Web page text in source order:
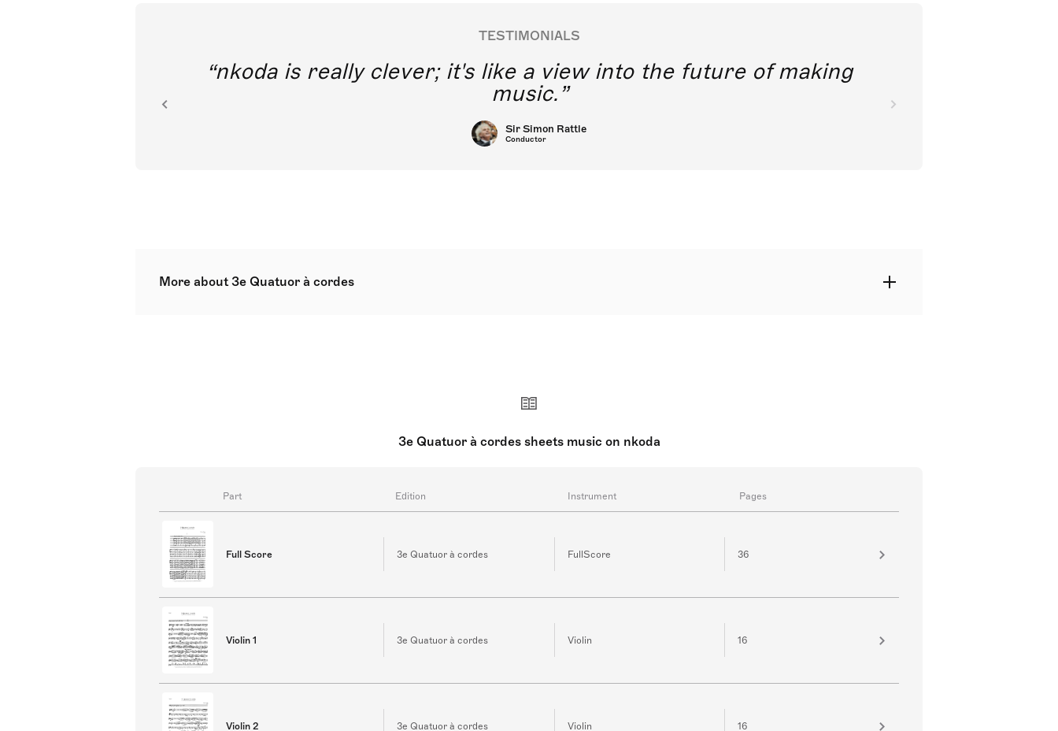
TESTIMONIALS
nkoda is really clever; it's like a view into the future of making
music.
Sir Simon Rattle
Conductor
More about 3e Quatuor à cordes
Kompositionen Bartóks und ist eine bewegende Hommage an das reiche musikalische Erbe von Laks polnischer Heimat.
3e Quatuor à cordes sheets music on nkoda
Part Edition Instrument Pages
Full Score 3e Quatuor à cordes FullScore 36
Violin 1 3e Quatuor à cordes Violin 16
Violin 2 3e Quatuor à cordes Violin 16